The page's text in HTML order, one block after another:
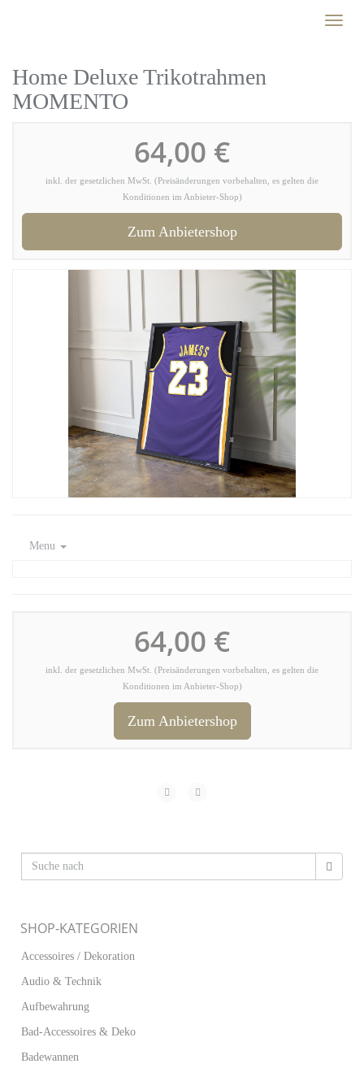
Toggle
Home Deluxe Trikotrahmen
MOMENTO
64,00 €
inkl. der gesetzlichen MwSt. (Preisänderungen vorbehalten, es gelten die
Konditionen im Anbieter-Shop)
Zum Anbietershop
Menu
64,00 €
inkl. der gesetzlichen MwSt. (Preisänderungen vorbehalten, es gelten die
Konditionen im Anbieter-Shop)
Zum Anbietershop
SHOP-KATEGORIEN
Accessoires / Dekoration
Audio & Technik
Aufbewahrung
Bad-Accessoires & Deko
Badewannen